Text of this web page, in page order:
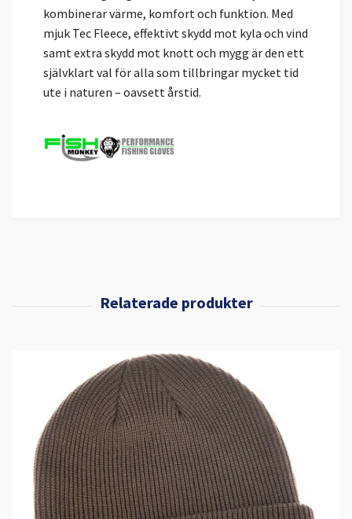
kombinerar värme, komfort och funktion. Med
mjuk Tec Fleece, effektivt skydd mot kyla och vind
samt extra skydd mot knott och mygg är den ett
självklart val för alla som tillbringar mycket tid
ute i naturen – oavsett årstid.